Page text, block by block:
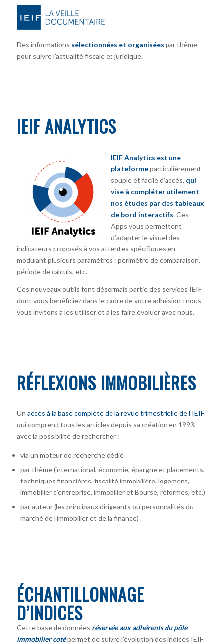
Des informations sélectionnées et organisées par thème
pour suivre l’actualité fiscale et juridique.
IEIF ANALYTICS
IEIF Analytics est une
plateformeparticulièrement
souple et facile d’accès, qui
vise à compléter utilement
nos études par des tableaux
de bord interactifs. Ces
Apps vous permettent
d’adapter le visuel des
indicateurs proposés à vos attentes spécifiques en
modulant plusieurs paramètres : périmètre de comparaison,
période de calculs, etc.
Ces nouveaux outils font désormais partie des services IEIF
dont vous bénéficiez dans le cadre de votre adhésion : nous
vous invitons à les utiliser et à les faire évoluer avec nous.
RÉFLEXIONS IMMOBILIÈRES
Un accès à la base complète de la revue trimestrielle de l’IEIF
qui comprend tous les articles depuis sa création en 1993,
avec la possibilité de rechercher :
via un moteur de recherche dédié
par thème (international, économie, épargne et placements,
techniques financières, fiscalité immobilière, logement,
immobilier d’entreprise, immobilier et Bourse, réformes, etc.)
par auteur (les principaux dirigeants ou personnalités du
marché de l’immobilier et de la finance)
ÉCHANTILLONNAGE
D’INDICES
Cette base de données réservée aux adhérents du pôle
immobilier coté permet de suivre l’évolution des indices IEIF